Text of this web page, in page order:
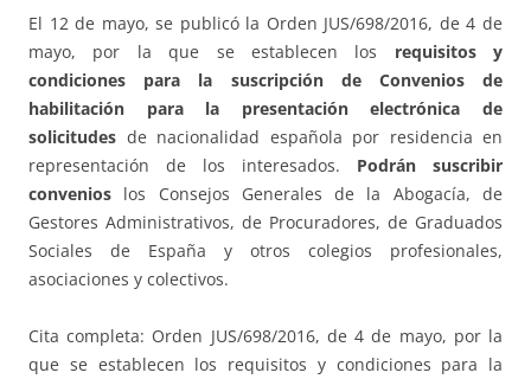
El 12 de mayo, se publicó la Orden JUS/698/2016, de 4 de
mayo, por la que se establecen los requisitos y
condiciones para la suscripción de Convenios de
habilitación para la presentación electrónica de
solicitudes de nacionalidad española por residencia en
representación de los interesados. Podrán suscribir
convenios los Consejos Generales de la Abogacía, de
Gestores Administrativos, de Procuradores, de Graduados
Sociales de España y otros colegios profesionales,
asociaciones y colectivos.
Cita completa: Orden JUS/698/2016, de 4 de mayo, por la
que se establecen los requisitos y condiciones para la